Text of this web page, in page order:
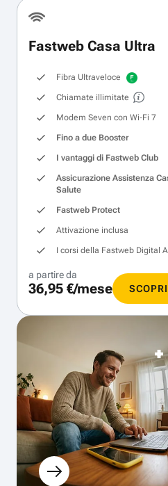
Fastweb Casa Ultra
Fibra Ultraveloce
Chiamate illimitate
Modem Seven con Wi‑Fi 7
Fino a due Booster
I vantaggi di Fastweb Club
Assicurazione Assistenza
Salute
Fastweb Protect
Attivazione inclusa
I corsi della Fastweb Digital
a partire da
36,95 €/mese SCOPRI
+